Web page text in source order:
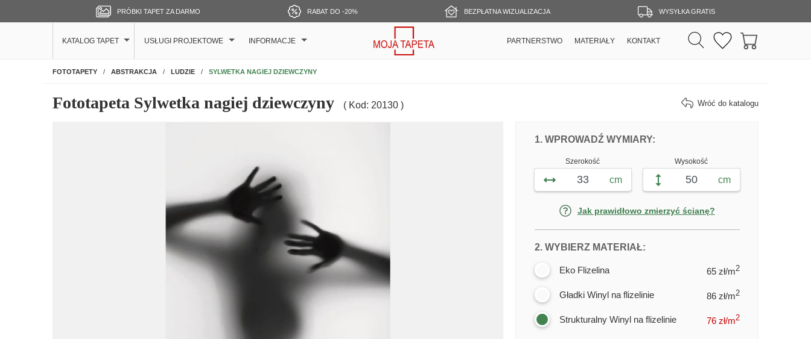
PRÓBKI TAPET ZA DARMO RABAT DO -20% BEZPŁATNA WIZUALIZACJA WYSYŁKA GRATIS
KATALOG TAPET USŁUGI PROJEKTOWE INFORMACJE PARTNERSTWO MATERIAŁY KONTAKT
FOTOTAPETYNA ŚCIANĘ
ABSTRAKCJA LUDZIE SYLWETKA NAGIEJ DZIEWCZYNY
Fototapeta Sylwetka nagiej dziewczyny ( Kod: 20130 ) Wróć do katalogu
DOPASUJ FOTOTAPETĘ SYLWETKA
1. WPROWADŹ WYMIARY:FOTOTAPETY SYLWETKA
Szerokość
cm
Wysokość
cm
Jak prawidłowo zmierzyć ścianę?
2. WYBIERZ MATERIAŁ:DLA FOTOTAPETY SYLWETKA
Eko Flizelina 65 zł/m2
Gładki Winyl na flizelinie 86 zł/m2
Strukturalny Winyl na flizelinie 76zł/m2